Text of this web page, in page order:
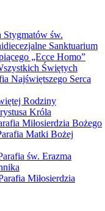
Stygmatów św.
Sanktuarium
„Ecce Homo”
Świętych
Najświętszego Serca
Rodziny
Króla
Miłosierdzia Bożego
Matki Bożej
św. Erazma
Miłosierdzia